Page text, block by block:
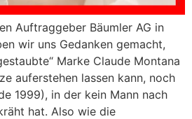
Auftraggeber Bäumler AG in
wir uns Gedanken gemacht,
Marke Claude Montana
auferstehen lassen kann, noch
1999), in der kein Mann nach
hat. Also wie die